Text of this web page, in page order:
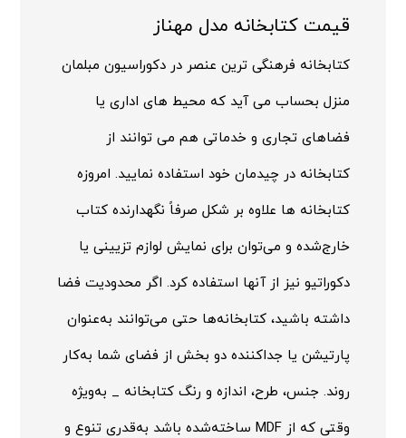
قیمت کتابخانه مدل مهناز
کتابخانه فرهنگی ترین عنصر در دکوراسیون مبلمان
منزل بحساب می آید که محیط های اداری یا
فضاهای تجاری و خدماتی هم می توانند از
کتابخانه در چیدمان خود استفاده نمایید. امروزه
کتابخانه ها علاوه بر شکل صرفاً نگهدارنده کتاب
خارج‌شده و می‌توان برای نمایش لوازم تزیینی یا
دکوراتیو نیز از آنها استفاده کرد. اگر محدودیت فضا
داشته باشید، کتابخانه‌ها حتی می‌توانند به‌عنوان
پارتیشن یا جداکننده دو بخش از فضای شما به‌کار
روند. جنس، طرح، اندازه و رنگ کتابخانه _ به‌ویژه
وقتی که از MDF ساخته‌شده باشد به‌قدری تنوع و